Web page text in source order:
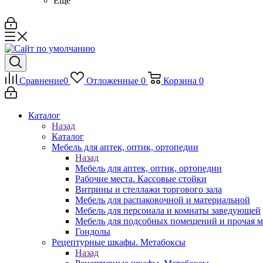
Сравнение0 Отложенные 0 Корзина 0
Каталог
Назад
Каталог
Мебель для аптек, оптик, ортопедии
Назад
Мебель для аптек, оптик, ортопедии
Рабочие места. Кассовые стойки
Витрины и стеллажи торгового зала
Мебель для распаковочной и материальной
Мебель для персонала и комнаты заведующей
Мебель для подсобных помещений и прочая
Гондолы
Рецептурные шкафы. Метабоксы
Назад